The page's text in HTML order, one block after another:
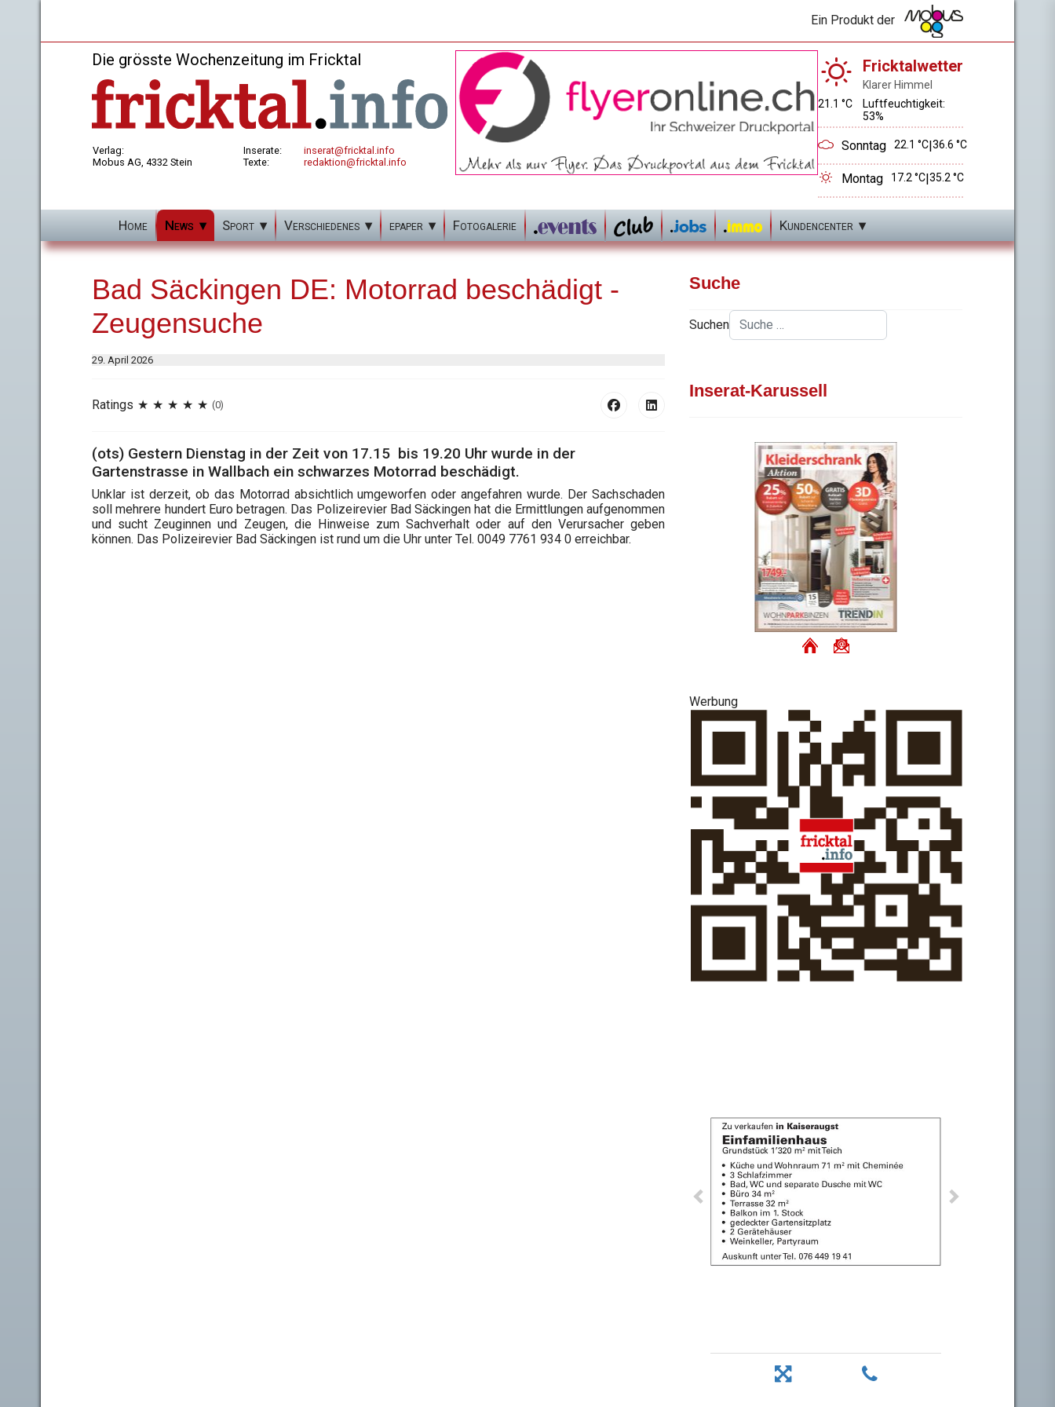
Ein Produkt der
Die grösste Wochenzeitung im Fricktal
Verlag:
Mobus AG, 4332 Stein
Inserate:
Texte:
inserat@fricktal.info
redaktion@fricktal.info
Fricktalwetter
Klarer Himmel
21.1 °C
Luftfeuchtigkeit:
53%
Sonntag 22.1 °C|36.6 °C
Montag 17.2 °C|35.2 °C
Home News Sport Verschiedenes epaper Fotogalerie Kundencenter
Bad Säckingen DE: Motorrad beschädigt -
Zeugensuche
29. April 2026
Ratings (0)
(ots) Gestern Dienstag in der Zeit von 17.15 bis 19.20 Uhr wurde in der
Gartenstrasse in Wallbach ein schwarzes Motorrad beschädigt.
Unklar ist derzeit, ob das Motorrad absichtlich umgeworfen oder angefahren wurde. Der Sachschaden
soll mehrere hundert Euro betragen. Das Polizeirevier Bad Säckingen hat die Ermittlungen aufgenommen
und sucht Zeuginnen und Zeugen, die Hinweise zum Sachverhalt oder auf den Verursacher geben
können. Das Polizeirevier Bad Säckingen ist rund um die Uhr unter Tel. 0049 7761 934 0 erreichbar.
Suche
Suchen
Inserat-Karussell
Werbung